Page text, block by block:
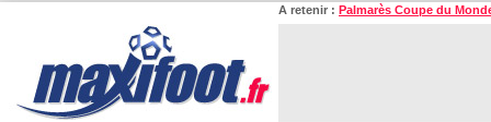
A retenir : Palmarès Coupe du